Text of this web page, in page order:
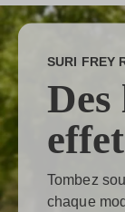
SURI FREY
Tombez
chaque